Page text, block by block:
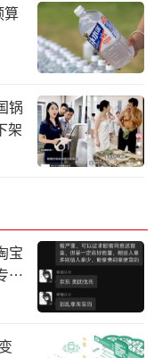
层此前给出了一
波自愿承诺对无
并已先行上缴500
立于1994年，2
专注于基因工程
经营，主营业务
免疫等。主要产
胺胶囊、聚乙二
、人粒细胞刺激
）
算
锅
架
宝
挑